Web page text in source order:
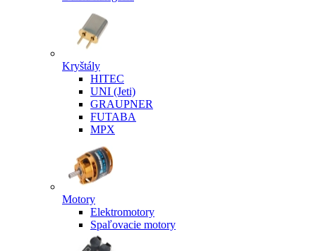
Kryštály
HITEC
UNI (Jeti)
GRAUPNER
FUTABA
MPX
Motory
Elektromotory
Spaľovacie motory